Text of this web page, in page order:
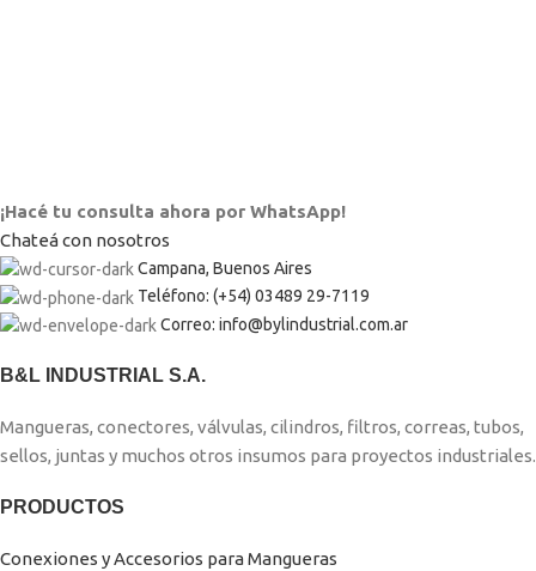
¡Hacé tu consulta ahora por WhatsApp!
Chateá con nosotros
Campana, Buenos Aires
Teléfono: (+54) 03489 29-7119
Correo: info@bylindustrial.com.ar
B&L INDUSTRIAL S.A.
Mangueras, conectores, válvulas, cilindros, filtros, correas, tubos,
sellos, juntas y muchos otros insumos para proyectos industriales.
PRODUCTOS
Conexiones y Accesorios para Mangueras